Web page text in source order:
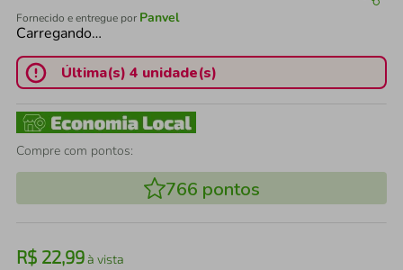
Fornecido e entregue por Panvel
Carregando…
Última(s) 4 unidade(s)
Compre com pontos:
766 pontos
R$ 22,99à vista